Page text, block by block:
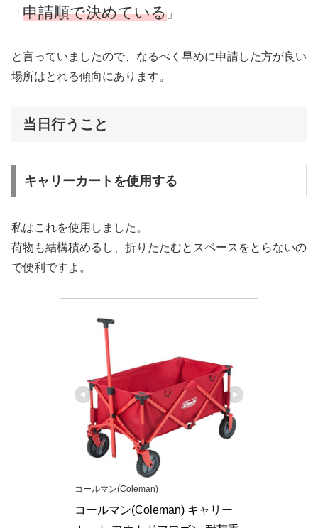
「 申請順で決めている 」
と言っていましたので、なるべく早めに申請した方が良い
場所はとれる傾向にあります。
当日行うこと
キャリーカートを使用する
私はこれを使用しました。
荷物も結構積めるし、折りたたむとスペースをとらないの
で便利ですよ。
コールマン(Coleman)
コールマン(Coleman) キャリー